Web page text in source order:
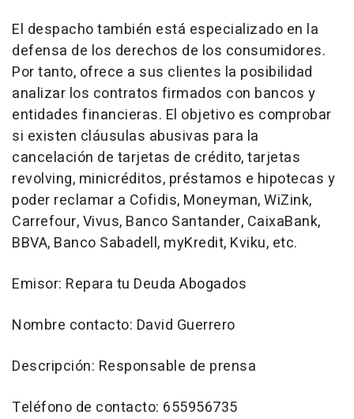
El despacho también está especializado en la
defensa de los derechos de los consumidores.
Por tanto, ofrece a sus clientes la posibilidad
analizar los contratos firmados con bancos y
entidades financieras. El objetivo es comprobar
si existen cláusulas abusivas para la
cancelación de tarjetas de crédito, tarjetas
revolving, minicréditos, préstamos e hipotecas y
poder reclamar a Cofidis, Moneyman, WiZink,
Carrefour, Vivus, Banco Santander, CaixaBank,
BBVA, Banco Sabadell, myKredit, Kviku, etc.
Emisor: Repara tu Deuda Abogados
Nombre contacto: David Guerrero
Descripción: Responsable de prensa
Teléfono de contacto: 655956735